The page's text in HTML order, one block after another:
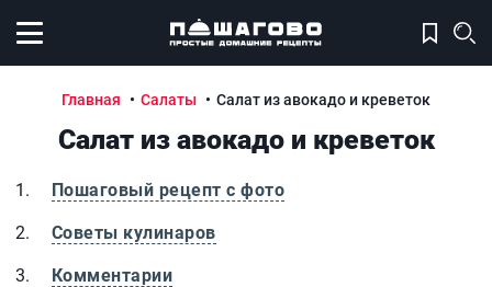
Открыть меню
Главная Салаты Салат из авокадо и креветок
Салат из авокадо и креветок
Пошаговый рецепт с фото
Советы кулинаров
Комментарии